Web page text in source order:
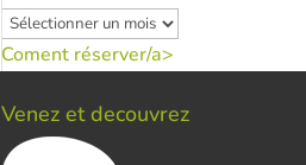
Archivos
Coment réserver/a>
Venez et decouvrez